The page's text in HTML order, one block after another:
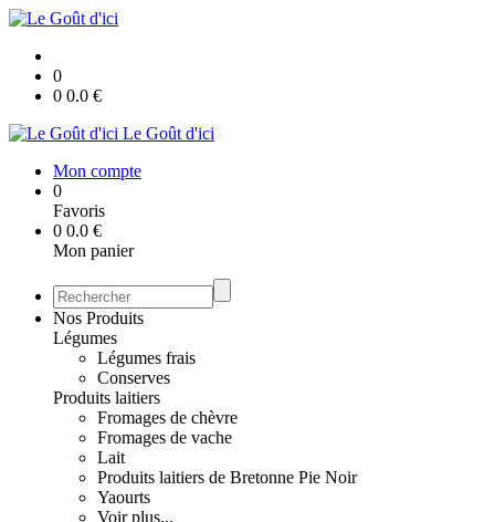
0
0 0.0 €
Le Goût d'ici
Mon compte
0
Favoris
0 0.0 €
Mon panier
Nos Produits
Légumes
Légumes frais
Conserves
Produits laitiers
Fromages de chèvre
Fromages de vache
Lait
Produits laitiers de Bretonne Pie Noir
Yaourts
Voir plus...